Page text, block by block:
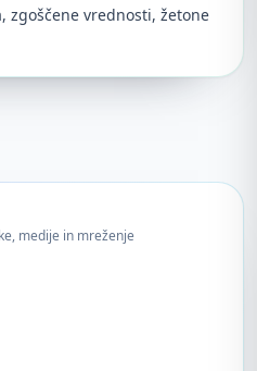
zgoščene vrednosti, žetone
medije in mreženje